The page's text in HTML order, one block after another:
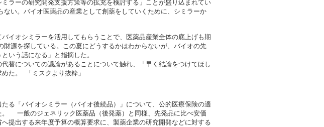
ラーの研究開発支援方策等の拡充を検討する」ことが盛り込まれてい
い。バイオ医薬品の産業として創薬をしていくために、シミラーか
イオシミラーを活用してもらうことで、医薬品産業全体の底上げも期
源を探している。この夏にどうするかはわからないが、バイオの先
いう話になる」と指摘した。
についての議論があることについて触れ、「早く結論をつけてほし
た。 「ミスクより抜粋」
る「バイオシミラー（バイオ後続品）」について、公的医療保険の適
一般のジェネリック医薬品（後発薬）と同様、先発品に比べ安価
提出する来年度予算の概算要求に、製薬企業の研究開発などに対する